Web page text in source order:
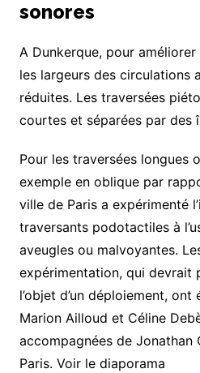
sonores
A Dunkerque, pour
les largeurs des circulations
réduites. Les traversées
courtes et séparées par des
Pour les traversées longues
exemple en oblique par
ville de Paris a expérimenté
traversants podotactiles à
aveugles ou malvoyantes.
expérimentation, qui devrait
l’objet d’un déploiement,
Marion Ailloud et Céline
accompagnées de Jonathan
Paris. Voir le diaporama